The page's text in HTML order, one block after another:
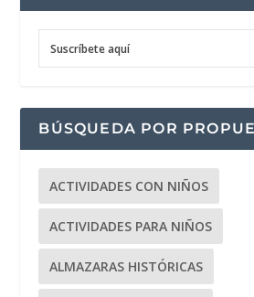
Suscríbete aquí
BÚSQUEDA POR
ACTIVIDADES CON NIÑOS
ACTIVIDADES PARA NIÑOS
ALMAZARAS HISTÓRICAS